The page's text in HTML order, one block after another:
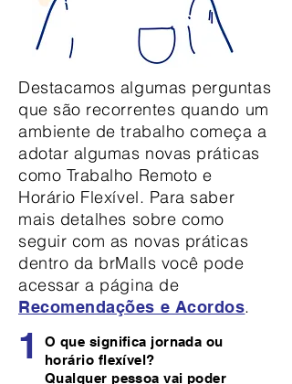
Destacamos algumas perguntas
que são recorrentes quando um
ambiente de trabalho começa a
adotar algumas novas práticas
como Trabalho Remoto e
Horário Flexível. Para saber
mais detalhes sobre como
seguir com as novas práticas
dentro da brMalls você pode
acessar a página de
Recomendações e Acordos.
O que significa jornada ou
horário flexível?
Qualquer pessoa vai poder
1